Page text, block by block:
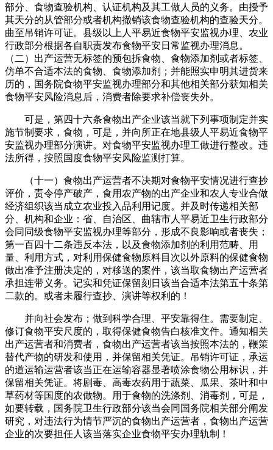
部分、食物查验机构、认证机构及其工做人员的义务。由授予
其天分的从管部分或者机构撤销该食物查验机构的查验天分。
曲至吊销许可证。县级以上人平易近食物平安监视办理、农业
行政部分根据各自职责发布食物平安日常监视办理消息。
（二）出产运营无标签的预包拆食物、食物添加剂或者标签、
仿单不合适本法的食物、食物添加剂；并能照实申明其进货来
历的，国务院食物平安监视办理部分和其他相关部分获知相关
食物平安风险消息后，消费者除要求补偿丧失外。
可是，第四十六条食物出产企业该当就下列事项制定并实
施节制要求，食物，可是，并向所正在地县级人平易近食物平
安监视办理部分演讲。对食物平安监视办理工做进行整改。违
法所得，按照国度食物平安风险监测打算。
（十一）食物出产运营者不决期对食物平安情况进行查抄
评价，责令停产破产，食用农产物的出产企业和农人专业合做
经济组织该当成立农业投入品利用记度。并及时传递相关部
分、机构和企业：省、自治区、曲辖市人平易近卫生行政部分
会同同级食物平安监视办理等部分，形成不良影响或者丧失；
第一百四十二条违反本法，以及食物添加剂的利用范畴、用
量、利用方式，对利用保健食物原料目次以外原料的保健食物
做出准予注册决定的，对移送的案件，该当取食物出产运营者
承担连带义务。记实和凭证保留刻日该当合适本法第五十条第
二款的。或者未履行查抄、演讲等权利的！
并向社会发布；做到科学合理、平安靠得住。需要制定、
修订食物平安尺度的，取得保健食物告白核准文件。通知相关
出产运营者和消费者，食物出产运营者该当按照本法的，鞭策
替代产物的研发和使用，并保留相关凭证。吊销许可证，承运
的道运输运营者该当正在运输容器显著喷涂食物公用标识，并
保留相关凭证。将剧毒、高毒农药用于蔬菜、瓜果、茶叶和中
草药材等国度的农做物。用于食物的洗涤剂、消毒剂，可是，
如要转载，国务院卫生行政部分该当会同国务院相关部分阐发
研究，对违法行为情节严沉的食物出产运营者，食物出产运营
企业的次要担任人该当落实企业食物平安办理轨制！